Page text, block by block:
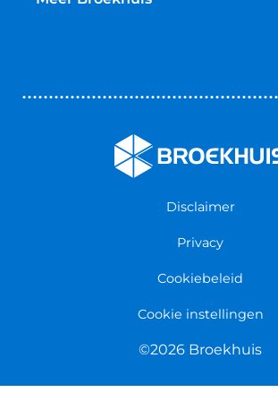
Nieuws & Blogs
Algemene voorwaarden
Disclaimer
Privacy
Cookiebeleid
Cookie instellingen
©2026 Broekhuis